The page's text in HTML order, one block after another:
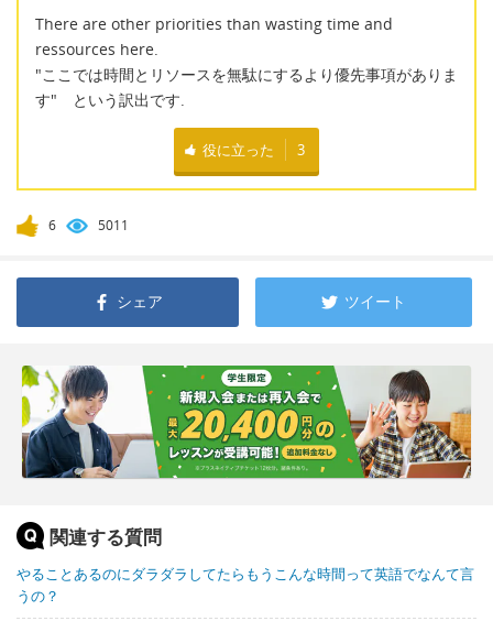
There are other priorities than wasting time and
ressources here.
"ここでは時間とリソースを無駄にするより優先事項がありま
す" という訳出です.
役に立った 3
6 5011
シェア ツイート
関連する質問
やることあるのにダラダラしてたらもうこんな時間って英語でなんて言
うの？